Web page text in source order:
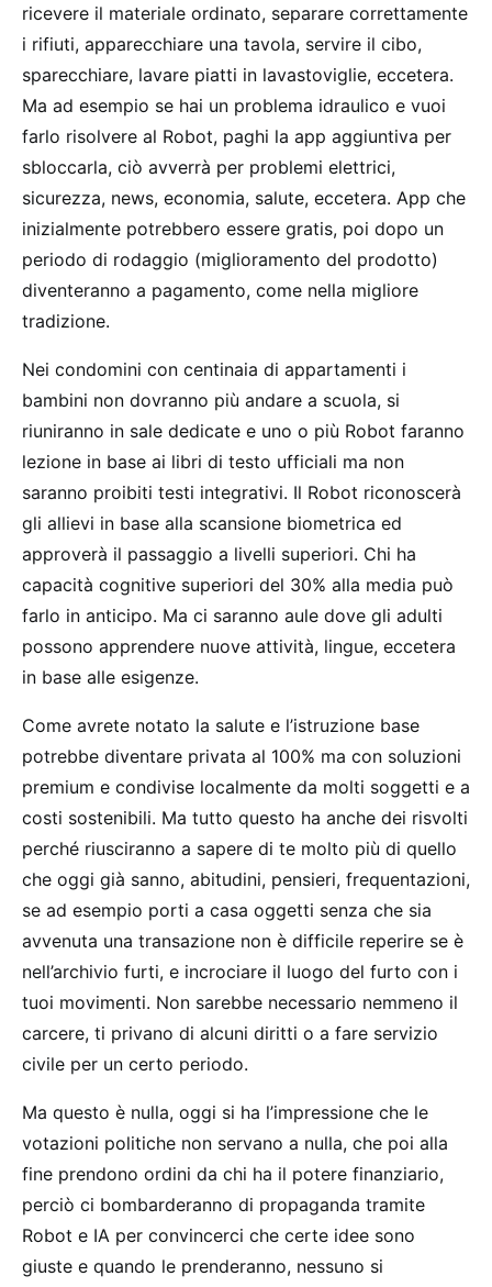
ricevere il materiale ordinato, separare correttamente
i rifiuti, apparecchiare una tavola, servire il cibo,
sparecchiare, lavare piatti in lavastoviglie, eccetera.
Ma ad esempio se hai un problema idraulico e vuoi
farlo risolvere al Robot, paghi la app aggiuntiva per
sbloccarla, ciò avverrà per problemi elettrici,
sicurezza, news, economia, salute, eccetera. App che
inizialmente potrebbero essere gratis, poi dopo un
periodo di rodaggio (miglioramento del prodotto)
diventeranno a pagamento, come nella migliore
tradizione.
Nei condomini con centinaia di appartamenti i
bambini non dovranno più andare a scuola, si
riuniranno in sale dedicate e uno o più Robot faranno
lezione in base ai libri di testo ufficiali ma non
saranno proibiti testi integrativi. Il Robot riconoscerà
gli allievi in base alla scansione biometrica ed
approverà il passaggio a livelli superiori. Chi ha
capacità cognitive superiori del 30% alla media può
farlo in anticipo. Ma ci saranno aule dove gli adulti
possono apprendere nuove attività, lingue, eccetera
in base alle esigenze.
Come avrete notato la salute e l’istruzione base
potrebbe diventare privata al 100% ma con soluzioni
premium e condivise localmente da molti soggetti e a
costi sostenibili. Ma tutto questo ha anche dei risvolti
perché riusciranno a sapere di te molto più di quello
che oggi già sanno, abitudini, pensieri, frequentazioni,
se ad esempio porti a casa oggetti senza che sia
avvenuta una transazione non è difficile reperire se è
nell’archivio furti, e incrociare il luogo del furto con i
tuoi movimenti. Non sarebbe necessario nemmeno il
carcere, ti privano di alcuni diritti o a fare servizio
civile per un certo periodo.
Ma questo è nulla, oggi si ha l’impressione che le
votazioni politiche non servano a nulla, che poi alla
fine prendono ordini da chi ha il potere finanziario,
perciò ci bombarderanno di propaganda tramite
Robot e IA per convincerci che certe idee sono
giuste e quando le prenderanno, nessuno si